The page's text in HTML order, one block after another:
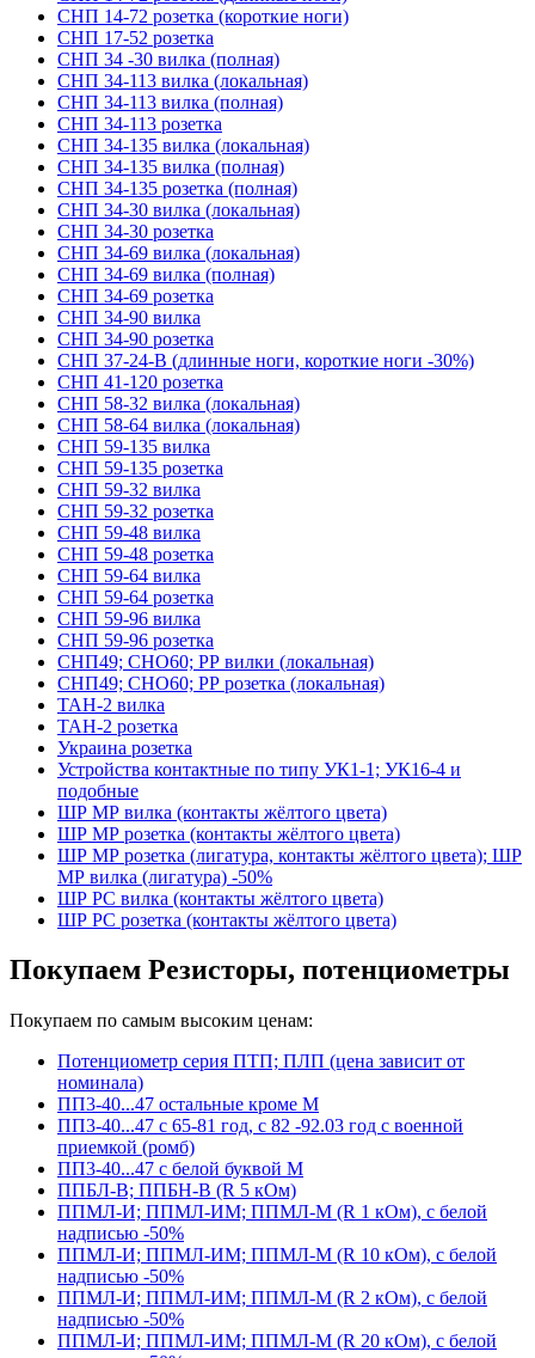
СНП 14-72 розетка (короткие ноги)
СНП 17-52 розетка
СНП 34 -30 вилка (полная)
СНП 34-113 вилка (локальная)
СНП 34-113 вилка (полная)
СНП 34-113 розетка
СНП 34-135 вилка (локальная)
СНП 34-135 вилка (полная)
СНП 34-135 розетка (полная)
СНП 34-30 вилка (локальная)
СНП 34-30 розетка
СНП 34-69 вилка (локальная)
СНП 34-69 вилка (полная)
СНП 34-69 розетка
СНП 34-90 вилка
СНП 34-90 розетка
СНП 37-24-В (длинные ноги, короткие ноги -30%)
СНП 41-120 розетка
СНП 58-32 вилка (локальная)
СНП 58-64 вилка (локальная)
СНП 59-135 вилка
СНП 59-135 розетка
СНП 59-32 вилка
СНП 59-32 розетка
СНП 59-48 вилка
СНП 59-48 розетка
СНП 59-64 вилка
СНП 59-64 розетка
СНП 59-96 вилка
СНП 59-96 розетка
СНП49; СНО60; РР вилки (локальная)
СНП49; СНО60; РР розетка (локальная)
ТАН-2 вилка
ТАН-2 розетка
Украина розетка
Устройства контактные по типу УК1-1; УК16-4 и
подобные
ШР МР вилка (контакты жёлтого цвета)
ШР МР розетка (контакты жёлтого цвета)
ШР МР розетка (лигатура, контакты жёлтого цвета); ШР
МР вилка (лигатура) -50%
ШР РС вилка (контакты жёлтого цвета)
ШР РС розетка (контакты жёлтого цвета)
Покупаем Резисторы, потенциометры
Покупаем по самым высоким ценам:
Потенциометр серия ПТП; ПЛП (цена зависит от
номинала)
ПП3-40...47 остальные кроме М
ПП3-40...47 с 65-81 год, с 82 -92.03 год с военной
приемкой (ромб)
ПП3-40...47 с белой буквой М
ППБЛ-В; ППБН-В (R 5 кОм)
ППМЛ-И; ППМЛ-ИМ; ППМЛ-М (R 1 кОм), с белой
надписью -50%
ППМЛ-И; ППМЛ-ИМ; ППМЛ-М (R 10 кОм), с белой
надписью -50%
ППМЛ-И; ППМЛ-ИМ; ППМЛ-М (R 2 кОм), с белой
надписью -50%
ППМЛ-И; ППМЛ-ИМ; ППМЛ-М (R 20 кОм), с белой